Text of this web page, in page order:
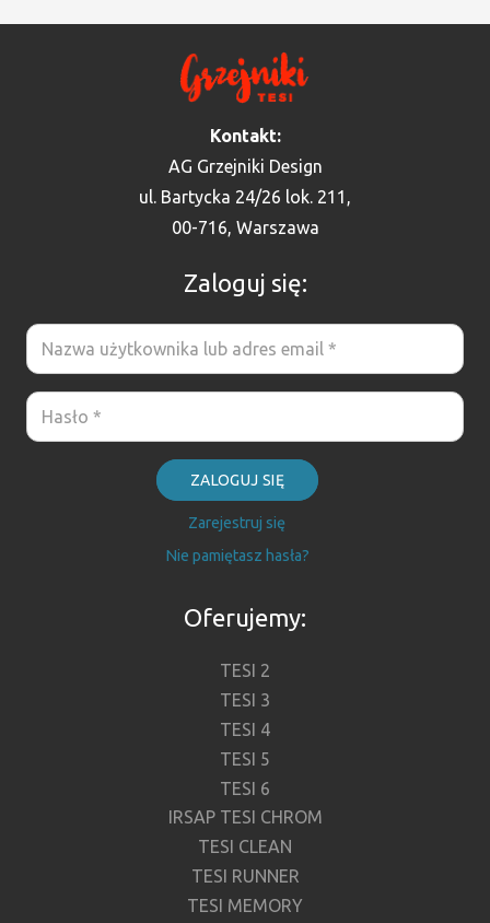
Kontakt:
AG Grzejniki Design
ul. Bartycka 24/26 lok. 211,
00-716, Warszawa
Zaloguj się:
ZALOGUJ SIĘ
Zarejestruj się
Nie pamiętasz hasła?
Oferujemy:
TESI 2
TESI 3
TESI 4
TESI 5
TESI 6
IRSAP TESI CHROM
TESI CLEAN
TESI RUNNER
TESI MEMORY